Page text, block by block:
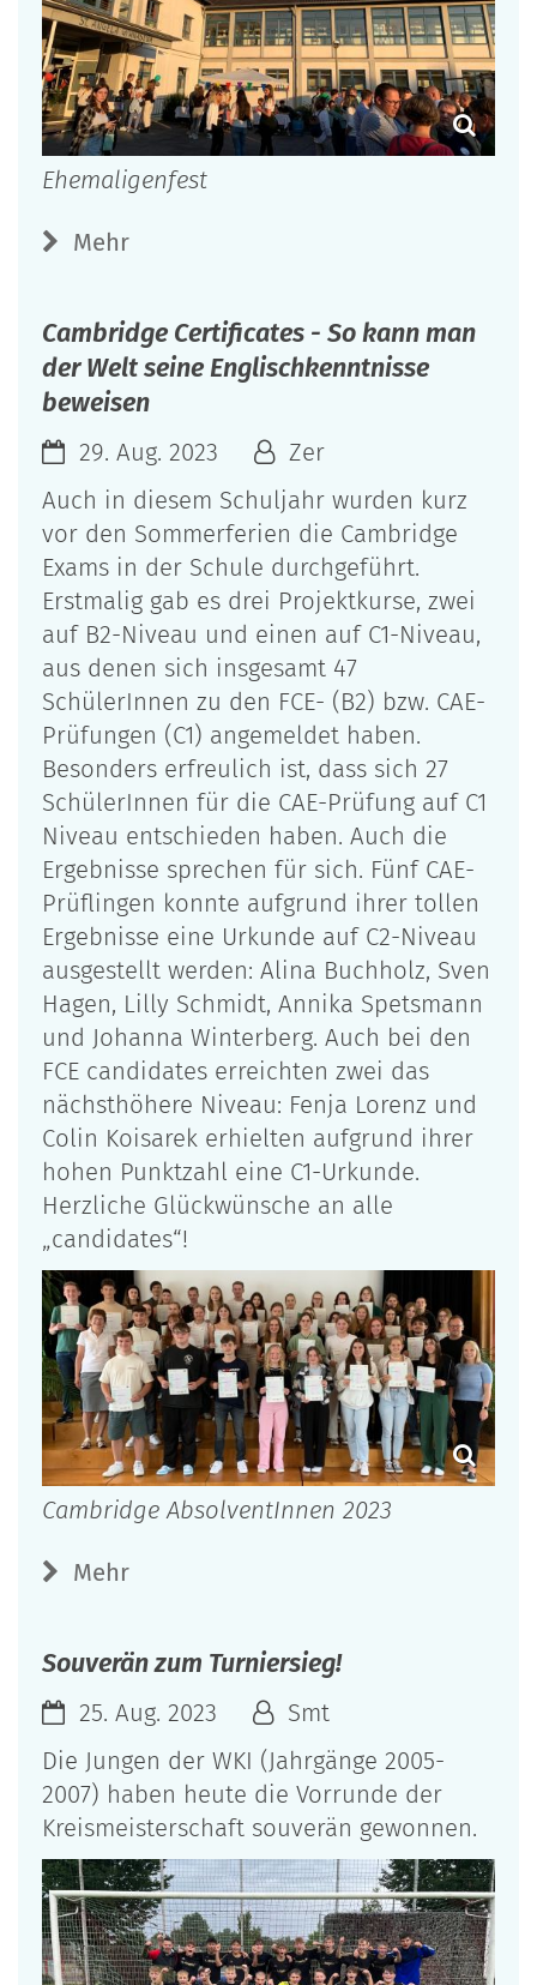
Ehemaligenfest
Mehr
Cambridge Certificates - So kann man
der Welt seine Englischkenntnisse
beweisen
29. Aug. 2023
Zer
Auch in diesem Schuljahr wurden kurz
vor den Sommerferien die Cambridge
Exams in der Schule durchgeführt.
Erstmalig gab es drei Projektkurse, zwei
auf B2-Niveau und einen auf C1-Niveau,
aus denen sich insgesamt 47
SchülerInnen zu den FCE- (B2) bzw. CAE-
Prüfungen (C1) angemeldet haben.
Besonders erfreulich ist, dass sich 27
SchülerInnen für die CAE-Prüfung auf C1
Niveau entschieden haben. Auch die
Ergebnisse sprechen für sich. Fünf CAE-
Prüflingen konnte aufgrund ihrer tollen
Ergebnisse eine Urkunde auf C2-Niveau
ausgestellt werden: Alina Buchholz, Sven
Hagen, Lilly Schmidt, Annika Spetsmann
und Johanna Winterberg. Auch bei den
FCE candidates erreichten zwei das
nächsthöhere Niveau: Fenja Lorenz und
Colin Koisarek erhielten aufgrund ihrer
hohen Punktzahl eine C1-Urkunde.
Herzliche Glückwünsche an alle
„candidates“!
Cambridge AbsolventInnen 2023
Mehr
Souverän zum Turniersieg!
25. Aug. 2023
Smt
Die Jungen der WKI (Jahrgänge 2005-
2007) haben heute die Vorrunde der
Kreismeisterschaft souverän gewonnen.